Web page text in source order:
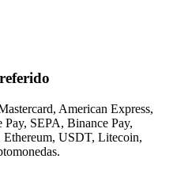
American Express,
SEPA, Binance Pay,
USDT, Litecoin,